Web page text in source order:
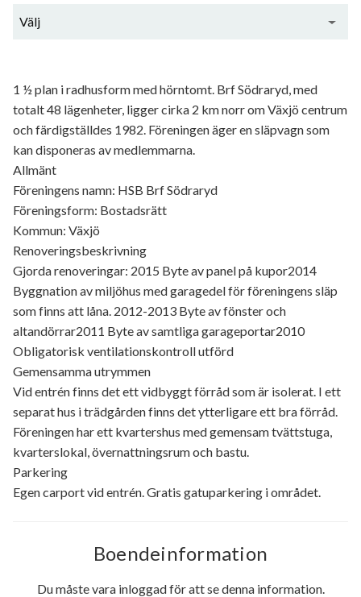
Välj
1 ½ plan i radhusform med hörntomt. Brf Södraryd, med
totalt 48 lägenheter, ligger cirka 2 km norr om Växjö centrum
och färdigställdes 1982. Föreningen äger en släpvagn som
kan disponeras av medlemmarna.
Allmänt
Föreningens namn: HSB Brf Södraryd
Föreningsform: Bostadsrätt
Kommun: Växjö
Renoveringsbeskrivning
Gjorda renoveringar: 2015 Byte av panel på kupor2014
Byggnation av miljöhus med garagedel för föreningens släp
som finns att låna. 2012-2013 Byte av fönster och
altandörrar2011 Byte av samtliga garageportar2010
Obligatorisk ventilationskontroll utförd
Gemensamma utrymmen
Vid entrén finns det ett vidbyggt förråd som är isolerat. I ett
separat hus i trädgården finns det ytterligare ett bra förråd.
Föreningen har ett kvartershus med gemensam tvättstuga,
kvarterslokal, övernattningsrum och bastu.
Parkering
Egen carport vid entrén. Gratis gatuparkering i området.
Boendeinformation
Du måste vara inloggad för att se denna information.